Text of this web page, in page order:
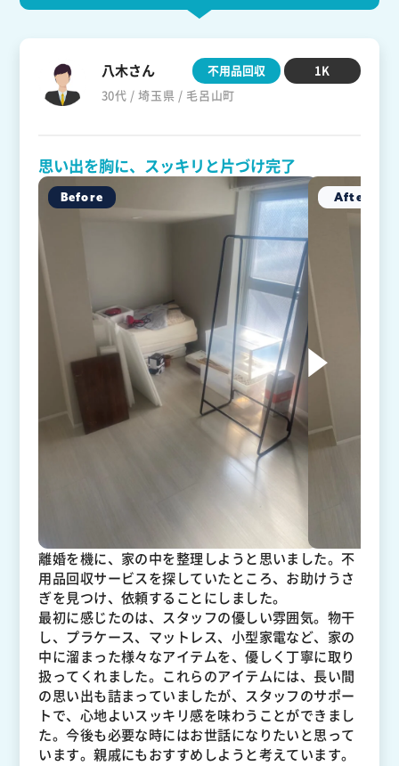
八木さん
30代 / 埼玉県 / 毛呂山町
不用品回収 1K
思い出を胸に、スッキリと片づけ完了
離婚を機に、家の中を整理しようと思いました。不
用品回収サービスを探していたところ、お助けうさ
ぎを見つけ、依頼することにしました。
最初に感じたのは、スタッフの優しい雰囲気。物干
し、プラケース、マットレス、小型家電など、家の
中に溜まった様々なアイテムを、優しく丁寧に取り
扱ってくれました。これらのアイテムには、長い間
の思い出も詰まっていましたが、スタッフのサポー
トで、心地よいスッキリ感を味わうことができまし
た。今後も必要な時にはお世話になりたいと思って
います。親戚にもおすすめしようと考えています。